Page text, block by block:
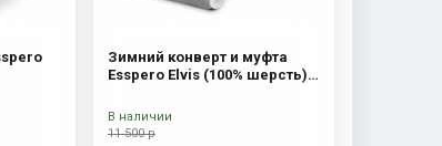
Зимний конверт и муфта
Esspero Elvis (100% шерсть)
11 500 р
В наличии